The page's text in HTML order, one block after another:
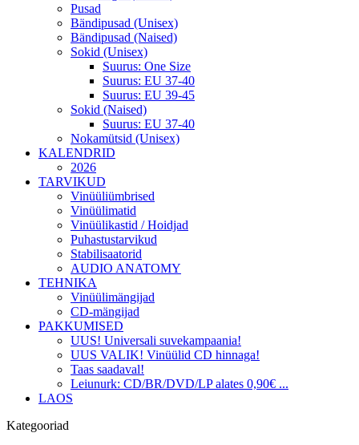
Pusad
Bändipusad (Unisex)
Bändipusad (Naised)
Sokid (Unisex)
Suurus: One Size
Suurus: EU 37-40
Suurus: EU 39-45
Sokid (Naised)
Suurus: EU 37-40
Nokamütsid (Unisex)
KALENDRID
2026
TARVIKUD
Vinüüliümbrised
Vinüülimatid
Vinüülikastid / Hoidjad
Puhastustarvikud
Stabilisaatorid
AUDIO ANATOMY
TEHNIKA
Vinüülimängijad
CD-mängijad
PAKKUMISED
UUS! Universali suvekampaania!
UUS VALIK! Vinüülid CD hinnaga!
Taas saadaval!
Leiunurk: CD/BR/DVD/LP alates 0,90€ ...
LAOS
Kategooriad